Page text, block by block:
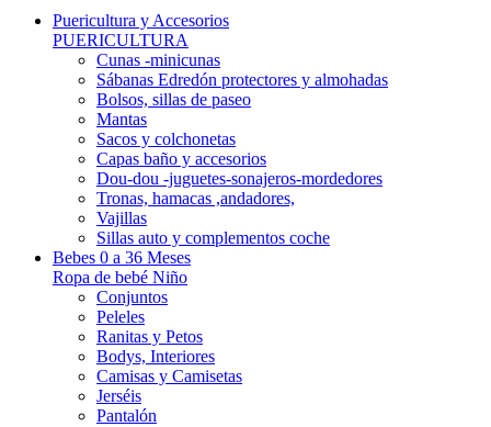
Puericultura y Accesorios
PUERICULTURA
Cunas -minicunas
Sábanas Edredón protectores y almohadas
Bolsos, sillas de paseo
Mantas
Sacos y colchonetas
Capas baño y accesorios
Dou-dou -juguetes-sonajeros-mordedores
Tronas, hamacas ,andadores,
Vajillas
Sillas auto y complementos coche
Bebes 0 a 36 Meses
Ropa de bebé Niño
Conjuntos
Peleles
Ranitas y Petos
Bodys, Interiores
Camisas y Camisetas
Jerséis
Pantalón